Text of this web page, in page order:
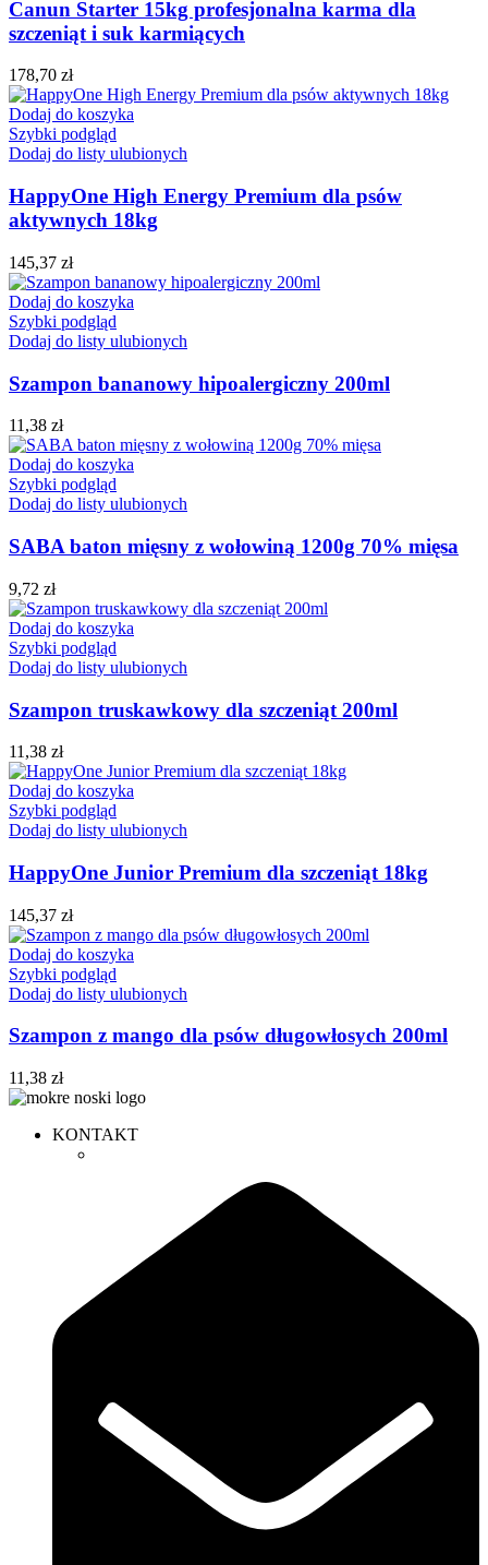
Canun Starter 15kg profesjonalna karma dla
szczeniąt i suk karmiących
178,70 zł
Dodaj do koszyka
Szybki podgląd
Dodaj do listy ulubionych
HappyOne High Energy Premium dla psów
aktywnych 18kg
145,37 zł
Dodaj do koszyka
Szybki podgląd
Dodaj do listy ulubionych
Szampon bananowy hipoalergiczny 200ml
11,38 zł
Dodaj do koszyka
Szybki podgląd
Dodaj do listy ulubionych
SABA baton mięsny z wołowiną 1200g 70% mięsa
9,72 zł
Dodaj do koszyka
Szybki podgląd
Dodaj do listy ulubionych
Szampon truskawkowy dla szczeniąt 200ml
11,38 zł
Dodaj do koszyka
Szybki podgląd
Dodaj do listy ulubionych
HappyOne Junior Premium dla szczeniąt 18kg
145,37 zł
Dodaj do koszyka
Szybki podgląd
Dodaj do listy ulubionych
Szampon z mango dla psów długowłosych 200ml
11,38 zł
KONTAKT